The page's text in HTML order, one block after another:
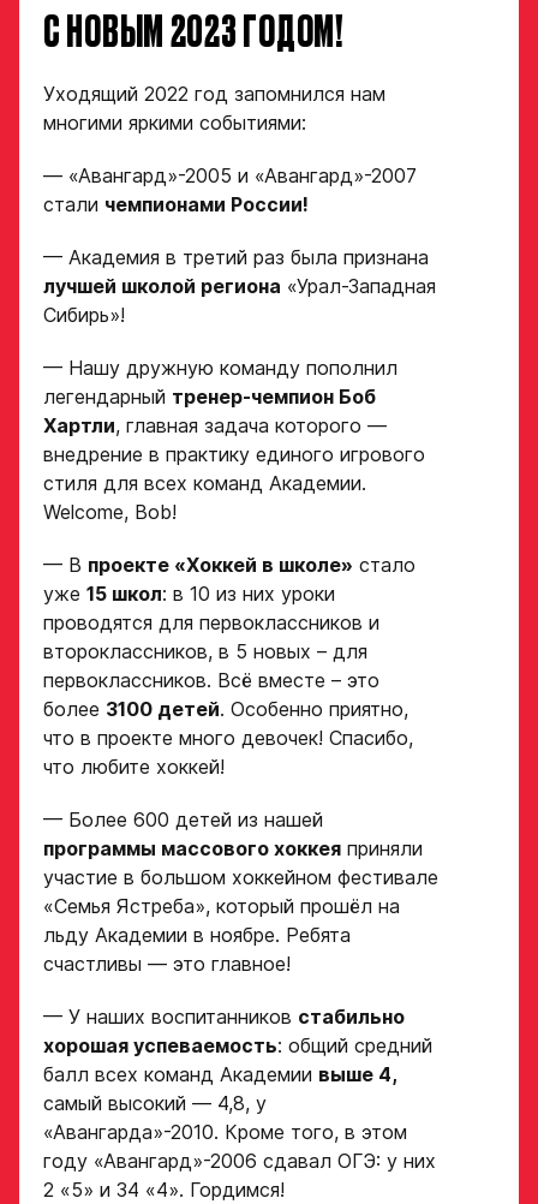
С НОВЫМ 2023 ГОДОМ!
Уходящий 2022 год запомнился нам
многими яркими событиями:
— «Авангард»-2005 и «Авангард»-2007
стали чемпионами России!
— Академия в третий раз была признана
лучшей школой региона «Урал-Западная
Сибирь»!
— Нашу дружную команду пополнил
легендарный тренер-чемпион Боб
Хартли, главная задача которого —
внедрение в практику единого игрового
стиля для всех команд Академии.
Welcome, Bob!
— В проекте «Хоккей в школе» стало
уже 15 школ: в 10 из них уроки
проводятся для первоклассников и
второклассников, в 5 новых – для
первоклассников. Всё вместе – это
более 3100 детей. Особенно приятно,
что в проекте много девочек! Спасибо,
что любите хоккей!
— Более 600 детей из нашей
программы массового хоккея приняли
участие в большом хоккейном фестивале
«Семья Ястреба», который прошёл на
льду Академии в ноябре. Ребята
счастливы — это главное!
— У наших воспитанников стабильно
хорошая успеваемость: общий средний
балл всех команд Академии выше 4,
самый высокий — 4,8, у
«Авангарда»-2010. Кроме того, в этом
году «Авангард»-2006 сдавал ОГЭ: у них
2 «5» и 34 «4». Гордимся!
на просмотр
в Хоккейную
Академию
«Авангард»
ФИО игрока
Дата рождения игрока
полностью
Рост, вес игрока
Опыт игры в хоккей
Амплуа игрока
Заявка
на просмотр
в Хоккейную
Академию
«Авангард»
Форма только
для игроков 2008–
закрыт
ФИО игрока
Рост игрока
Вес игрока
Амплуа игрока
Ссылка на профиль
Обращаем внимание: опыт
выступления в Первенстве
округов (https://fhr.ru/hockey-
of-russia/docs/youthcomp/
обязателен для тех, кто